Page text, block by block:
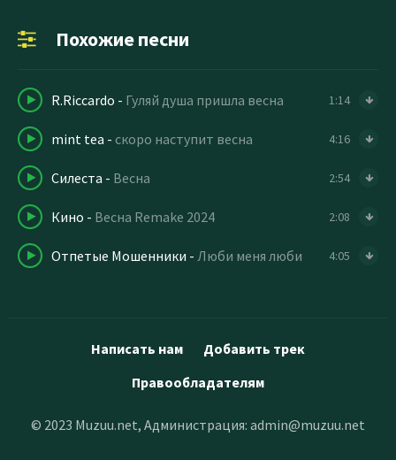
Похожие песни
R.Riccardo - Гуляй душа пришла весна 1:14
mint tea - скоро наступит весна 4:16
Силеста - Весна 2:54
Кино - Весна Remake 2024 2:08
Отпетые Мошенники - Люби меня люби 4:05
Написать нам
Добавить трек
Правообладателям
© 2023 Muzuu.net, Администрация: admin@muzuu.net